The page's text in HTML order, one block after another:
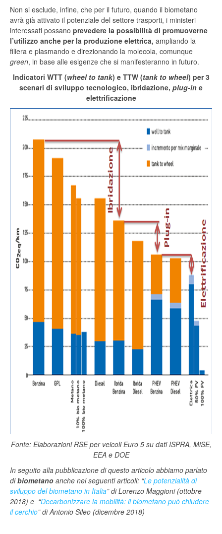
Non si esclude, infine, che per il futuro, quando il biometano
avrà già attivato il potenziale del settore trasporti, i ministeri
interessati possano prevedere la possibilità di promuoverne
l’utilizzo anche per la produzione elettrica, ampliando la
filiera e plasmando e direzionando la molecola, comunque
green, in base alle esigenze che si manifesteranno in futuro.
Indicatori WTT (wheel to tank) e TTW (tank to wheel) per 3
scenari di sviluppo tecnologico, ibridazione, plug-in e
elettrificazione
Fonte: Elaborazioni RSE per veicoli Euro 5 su dati ISPRA, MiSE,
EEA e DOE
In seguito alla pubblicazione di questo articolo abbiamo parlato
dibiometano anche nei seguenti articoli: “Le potenzialità di
sviluppo del biometano in Italia” di Lorenzo Maggioni (ottobre
2018) e “Decarbonizzare la mobilità: il biometano può chiudere
il cerchio” di Antonio Sileo (dicembre 2018)